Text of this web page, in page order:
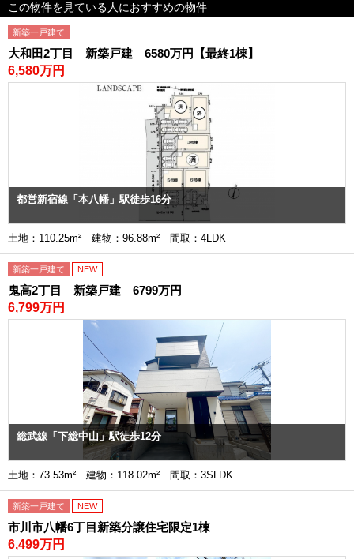
この物件を見ている人におすすめの物件
新築一戸建て
大和田2丁目 新築戸建 6580万円【最終1棟】
6,580万円
都営新宿線「本八幡」駅徒歩16分
土地：110.25m² 建物：96.88m² 間取：4LDK
新築一戸建て NEW
鬼高2丁目 新築戸建 6799万円
6,799万円
総武線「下総中山」駅徒歩12分
土地：73.53m² 建物：118.02m² 間取：3SLDK
新築一戸建て NEW
市川市八幡6丁目新築分譲住宅限定1棟
6,499万円